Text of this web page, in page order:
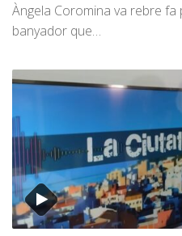
Àngela Coromina va rebre
banyador que…